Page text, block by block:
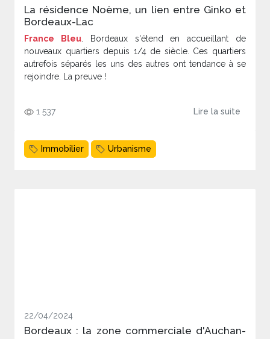
La résidence Noème, un lien entre Ginko et
Bordeaux-Lac
France Bleu. Bordeaux s'étend en accueillant de
nouveaux quartiers depuis 1/4 de siècle. Ces quartiers
autrefois séparés les uns des autres ont tendance à se
rejoindre. La preuve !
1 537 Lire la suite
Immobilier Urbanisme
22/04/2024
Bordeaux : la zone commerciale d'Auchan-